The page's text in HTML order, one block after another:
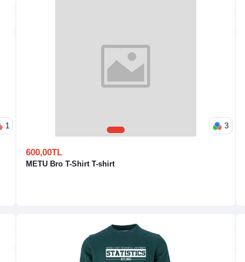
1
1
3
600,00TL
METU Bro T-Shirt T-shirt